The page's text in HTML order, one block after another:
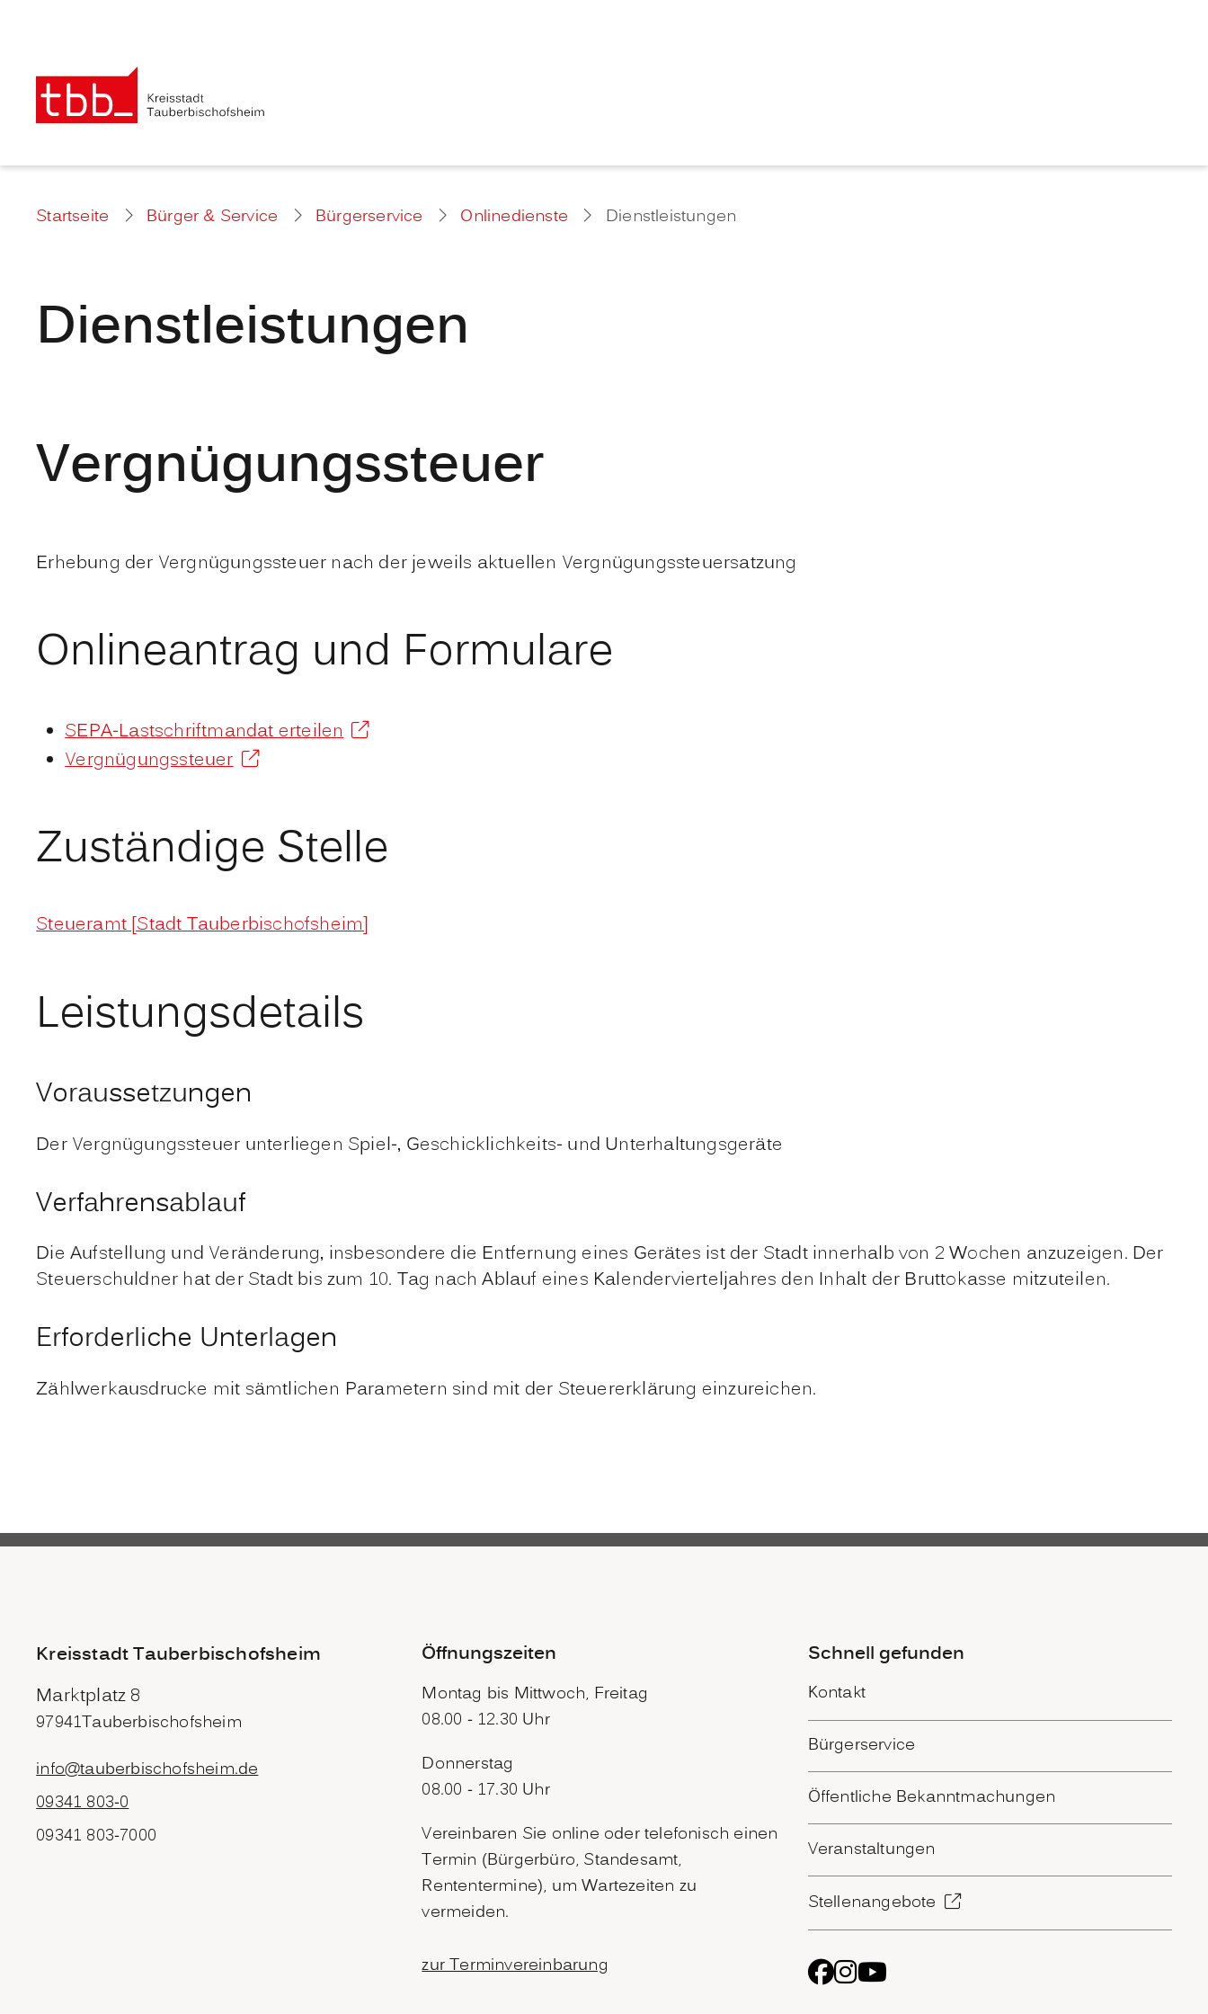
Startseite Bürger & Service Bürgerservice Onlinedienste Dienstleistungen
Dienstleistungen
Vergnügungssteuer
Erhebung der Vergnügungssteuer nach der jeweils aktuellen Vergnügungssteuersatzung
Onlineantrag und Formulare
SEPA-Lastschriftmandat erteilen
Vergnügungssteuer
Zuständige Stelle
Steueramt [Stadt Tauberbischofsheim]
Leistungsdetails
Voraussetzungen
Der Vergnügungssteuer unterliegen Spiel-, Geschicklichkeits- und Unterhaltungsgeräte
Verfahrensablauf
Die Aufstellung und Veränderung, insbesondere die Entfernung eines Gerätes ist der Stadt innerhalb von 2 Wochen anzuzeigen. Der
Steuerschuldner hat der Stadt bis zum 10. Tag nach Ablauf eines Kalendervierteljahres den Inhalt der Bruttokasse mitzuteilen.
Erforderliche Unterlagen
Zählwerkausdrucke mit sämtlichen Parametern sind mit der Steuererklärung einzureichen.
Kreisstadt Tauberbischofsheim
Marktplatz 8
97941Tauberbischofsheim
info@tauberbischofsheim.de
09341 803-0
09341 803-7000
Öffnungszeiten
Montag bis Mittwoch, Freitag
08.00 - 12.30 Uhr
Donnerstag
08.00 - 17.30 Uhr
Vereinbaren Sie online oder telefonisch einen
Termin (Bürgerbüro, Standesamt,
Rententermine), um Wartezeiten zu
vermeiden.
zur Terminvereinbarung
Schnell gefunden
Kontakt
Bürgerservice
Öffentliche Bekanntmachungen
Veranstaltungen
Stellenangebote